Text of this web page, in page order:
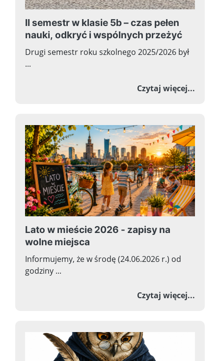
II semestr w klasie 5b – czas pełen
nauki, odkryć i wspólnych przeżyć
Drugi semestr roku szkolnego 2025/2026 był
...
Czytaj więcej...o II
Lato w mieście 2026 - zapisy na
wolne miejsca
Informujemy, że w środę (24.06.2026 r.) od
godziny ...
Czytaj więcej...o